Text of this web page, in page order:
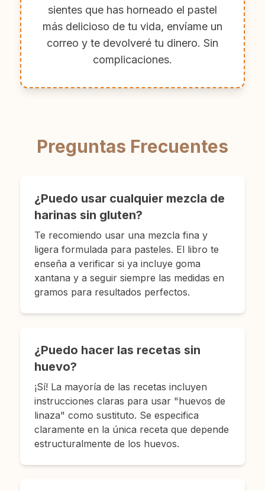
sientes que has horneado el pastel
más delicioso de tu vida, envíame un
correo y te devolveré tu dinero. Sin
complicaciones.
Preguntas Frecuentes
¿Puedo usar cualquier mezcla de
harinas sin gluten?
Te recomiendo usar una mezcla fina y
ligera formulada para pasteles. El libro te
enseña a verificar si ya incluye goma
xantana y a seguir siempre las medidas en
gramos para resultados perfectos.
¿Puedo hacer las recetas sin
huevo?
¡Sí! La mayoría de las recetas incluyen
instrucciones claras para usar "huevos de
linaza" como sustituto. Se especifica
claramente en la única receta que depende
estructuralmente de los huevos.